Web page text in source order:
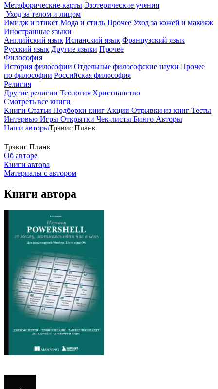
Метафорические карты Эзотерические учения
Уход за телом и лицом
Имидж и этикет Мода и стиль Прочее Уход за кожей и макияж
Иностранные языки
Английский язык Испанский язык Французский язык
Русский язык Другие языки Прочее
Философия
История философии Отдельные философские науки Прочее
по философии Российская философия
Религия
Другие религии Теология Христианство
Смотреть все книги
Книги Статьи Подборки книг Акции Отрывки из книг Тесты
Интервью Игры Открытки Чек-листы Бинго Авторы
Наши авторыТрэвис Планк
Трэвис Планк
Об авторе
Книги автора
Материалы с автором
Книги автора